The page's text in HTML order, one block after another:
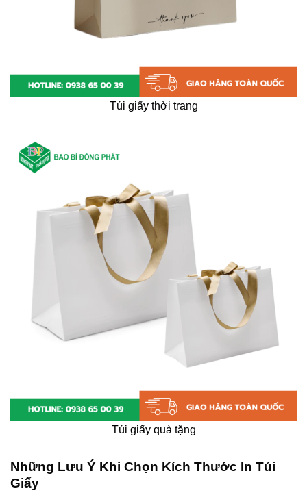
Túi giấy thời trang
Túi giấy quà tặng
Những Lưu Ý Khi Chọn Kích Thước In Túi
Giấy